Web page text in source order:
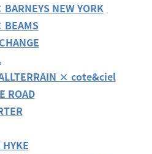
NEW YORK
BEAMS
× cote&ciel
ROAD